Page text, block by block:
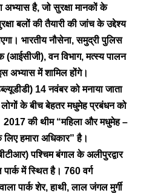
अभ्यास है, जो सुरक्षा मानकों के
बलों की तैयारी की जांच के उद्देश्य
भारतीय नौसेना, समुद्री पुलिस
(आईसीजी), वन विभाग, मत्स्य पालन
अभ्यास में शामिल होंगे।
14 नवंबर को मनाया जाता
के बीच बेहतर मधुमेह प्रबंधन को
2017 की थीम “महिला और मधुमेह –
हमारा अधिकार” है।
पश्चिम बंगाल के अलीपुरद्वार
में स्थित है। 760 वर्ग
पार्क शेर, हाथी, लाल जंगल मुर्गी